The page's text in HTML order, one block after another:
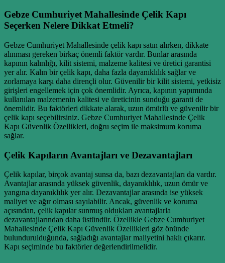
Gebze Cumhuriyet Mahallesinde Çelik Kapı
Seçerken Nelere Dikkat Etmeli?
Gebze Cumhuriyet Mahallesinde çelik kapı satın alırken, dikkate
alınması gereken birkaç önemli faktör vardır. Bunlar arasında
kapının kalınlığı, kilit sistemi, malzeme kalitesi ve üretici garantisi
yer alır. Kalın bir çelik kapı, daha fazla dayanıklılık sağlar ve
zorlamaya karşı daha dirençli olur. Güvenilir bir kilit sistemi, yetkisiz
girişleri engellemek için çok önemlidir. Ayrıca, kapının yapımında
kullanılan malzemenin kalitesi ve üreticinin sunduğu garanti de
önemlidir. Bu faktörleri dikkate alarak, uzun ömürlü ve güvenilir bir
çelik kapı seçebilirsiniz. Gebze Cumhuriyet Mahallesinde Çelik
Kapı Güvenlik Özellikleri, doğru seçim ile maksimum koruma
sağlar.
Çelik Kapıların Avantajları ve Dezavantajları
Çelik kapılar, birçok avantaj sunsa da, bazı dezavantajları da vardır.
Avantajlar arasında yüksek güvenlik, dayanıklılık, uzun ömür ve
yangına dayanıklılık yer alır. Dezavantajlar arasında ise yüksek
maliyet ve ağır olması sayılabilir. Ancak, güvenlik ve koruma
açısından, çelik kapılar sunmuş oldukları avantajlarla
dezavantajlarından daha üstündür. Özellikle Gebze Cumhuriyet
Mahallesinde Çelik Kapı Güvenlik Özellikleri göz önünde
bulundurulduğunda, sağladığı avantajlar maliyetini haklı çıkarır.
Kapı seçiminde bu faktörler değerlendirilmelidir.